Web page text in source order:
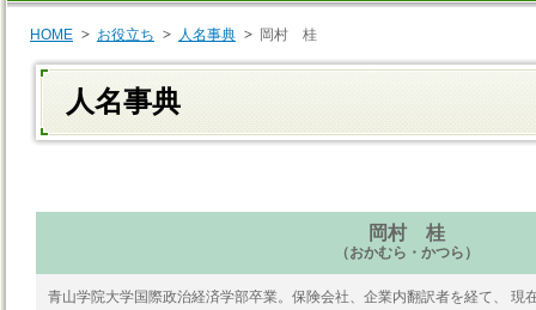
HOME お役立ち 人名事典 岡村 桂
人名事典
岡村 桂
（おかむら・かつら）
青山学院大学国際政治経済学部卒業。保険会社、企業内翻訳者を経て、 現